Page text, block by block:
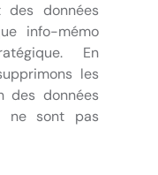
des données
info-mémo
En
les
des données
ne sont pas